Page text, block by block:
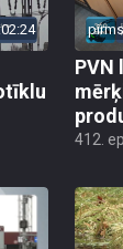
PVN
412.